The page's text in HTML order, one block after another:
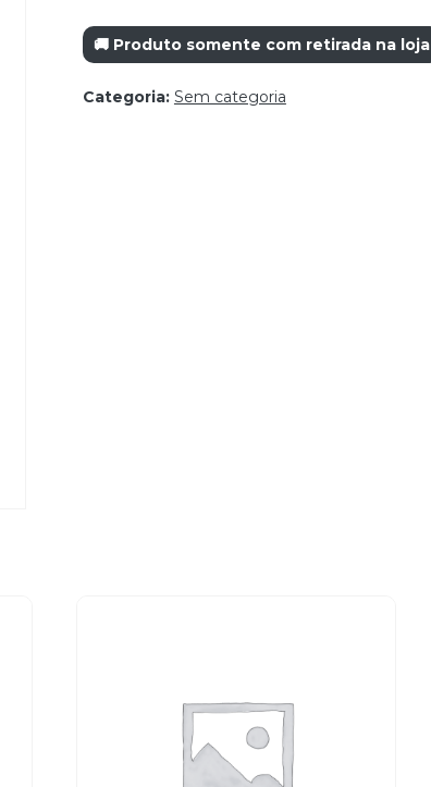
🚚 Produto somente com retirada na loja
Categoria: Sem categoria